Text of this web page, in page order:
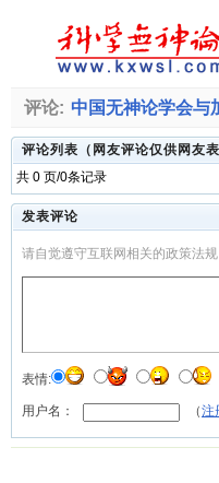
评论: 中国无神论学会与
评论列表（网友评论仅供网友
共 0 页/0条记录
发表评论
请自觉遵守互联网相关的政策法
表情:
用户名： （注